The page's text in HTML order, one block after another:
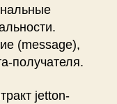
(message),
получателя.
jetton-